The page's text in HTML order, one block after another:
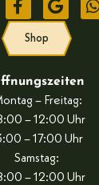
Shop
– Freitag:
– 12:00 Uhr
– 17:00 Uhr
Samstag:
– 12:00 Uhr